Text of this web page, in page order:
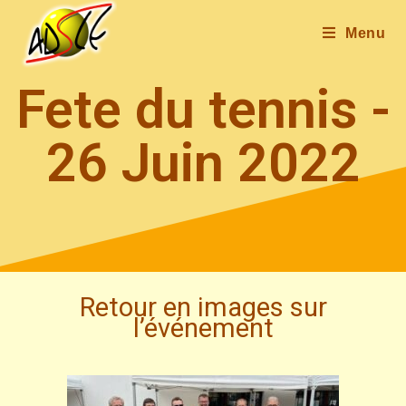
Menu
Fete du tennis -
26 Juin 2022
Retour en images sur
l’événement